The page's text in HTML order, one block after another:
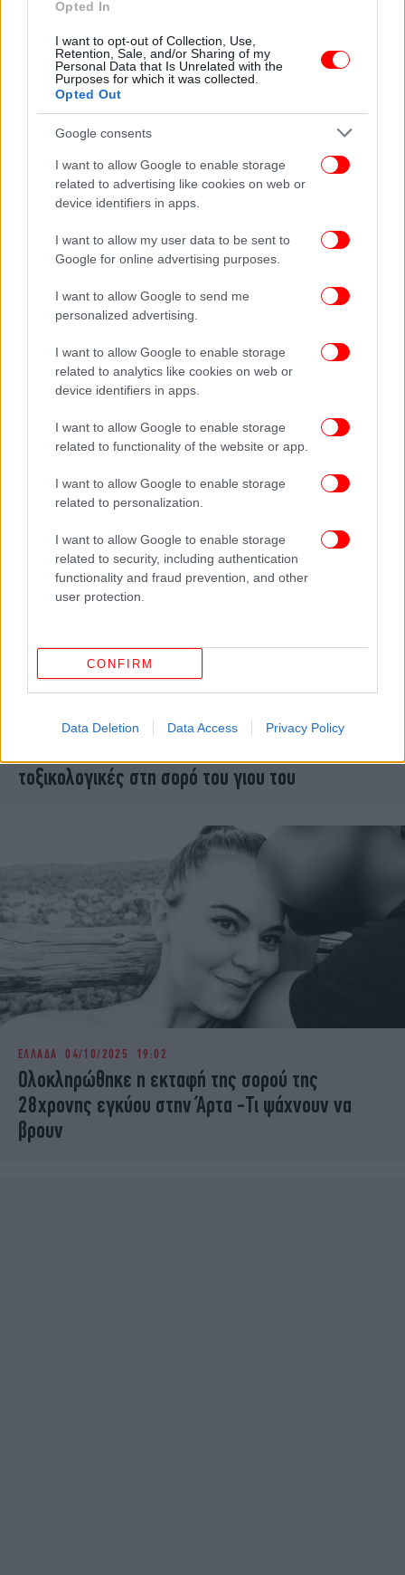
Opted In
I want to opt-out of Collection, Use,
Retention, Sale, and/or Sharing of my
Personal Data that Is Unrelated with the
Purposes for which it was collected.
Opted Out
Google consents
I want to allow Google to enable storage
related to advertising like cookies on web or
device identifiers in apps.
I want to allow my user data to be sent to
Google for online advertising purposes.
I want to allow Google to send me
personalized advertising.
I want to allow Google to enable storage
related to analytics like cookies on web or
device identifiers in apps.
I want to allow Google to enable storage
related to functionality of the website or app.
I want to allow Google to enable storage
related to personalization.
I want to allow Google to enable storage
related to security, including authentication
functionality and fraud prevention, and other
user protection.
CONFIRM
Data Deletion Data Access Privacy Policy
Αναβλήθηκε η εκταφή της σορού του γιου του
Πάνου Ρούτσι προκειμένου να παραστεί τεχνικός
σύμβουλος της οικογένειας
ΕΛΛΑΔΑ 06/10/2025 16:53
Μαρία Καρυστιανού: Κατέθεσε αίτημα
ενημέρωσης για την εκταφή της κόρης της
Μάρθης
06/10/2025 13:34
τοξικολογικές στη σορό του γιου του
ΕΛΛΑΔΑ 04/10/2025 19:02
Ολοκληρώθηκε η εκταφή της σορού της
28χρονης εγκύου στην Άρτα -Τι ψάχνουν να
βρουν